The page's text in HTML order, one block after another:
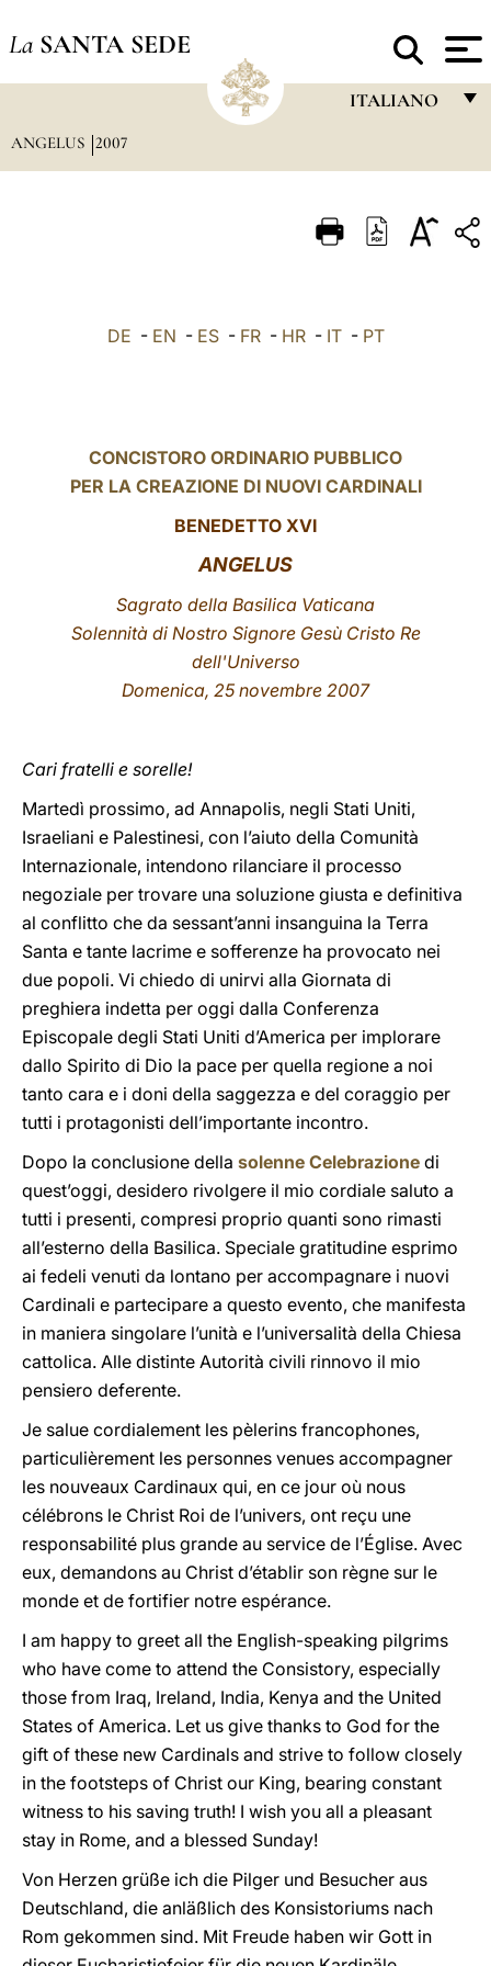
La SANTA SEDE
ITALIANO
ITALIANO
中文
ANGELUS 2007
DE - EN - ES- FR- HR- IT- PT
CONCISTORO ORDINARIO PUBBLICO
PER LA CREAZIONE DI NUOVI CARDINALI
BENEDETTO XVI
ANGELUS
Sagrato della Basilica Vaticana
Solennità di Nostro Signore Gesù Cristo Re
dell'Universo
Domenica, 25 novembre 2007
Cari fratelli e sorelle!
Martedì prossimo, ad Annapolis, negli Stati Uniti,
Israeliani e Palestinesi, con l’aiuto della Comunità
Internazionale, intendono rilanciare il processo
negoziale per trovare una soluzione giusta e definitiva
al conflitto che da sessant’anni insanguina la Terra
Santa e tante lacrime e sofferenze ha provocato nei
due popoli. Vi chiedo di unirvi alla Giornata di
preghiera indetta per oggi dalla Conferenza
Episcopale degli Stati Uniti d’America per implorare
dallo Spirito di Dio la pace per quella regione a noi
tanto cara e i doni della saggezza e del coraggio per
tutti i protagonisti dell’importante incontro.
Dopo la conclusione della solenne Celebrazione di
quest’oggi, desidero rivolgere il mio cordiale saluto a
tutti i presenti, compresi proprio quanti sono rimasti
all’esterno della Basilica. Speciale gratitudine esprimo
ai fedeli venuti da lontano per accompagnare i nuovi
Cardinali e partecipare a questo evento, che manifesta
in maniera singolare l’unità e l’universalità della Chiesa
cattolica. Alle distinte Autorità civili rinnovo il mio
pensiero deferente.
Je salue cordialement les pèlerins francophones,
particulièrement les personnes venues accompagner
les nouveaux Cardinaux qui, en ce jour où nous
célébrons le Christ Roi de l’univers, ont reçu une
responsabilité plus grande au service de l’Église. Avec
eux, demandons au Christ d’établir son règne sur le
monde et de fortifier notre espérance.
I am happy to greet all the English-speaking pilgrims
who have come to attend the Consistory, especially
those from Iraq, Ireland, India, Kenya and the United
States of America. Let us give thanks to God for the
gift of these new Cardinals and strive to follow closely
in the footsteps of Christ our King, bearing constant
witness to his saving truth! I wish you all a pleasant
stay in Rome, and a blessed Sunday!
Von Herzen grüße ich die Pilger und Besucher aus
Deutschland, die anläßlich des Konsistoriums nach
Rom gekommen sind. Mit Freude haben wir Gott in